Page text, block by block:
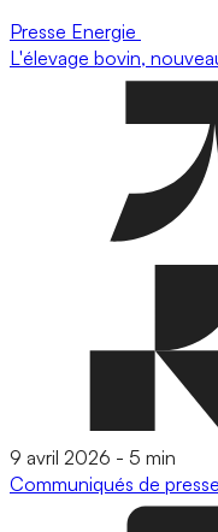
Presse Energie
L'élevage bovin,
9 avril 2026 - 5 min
Communiqués de presse